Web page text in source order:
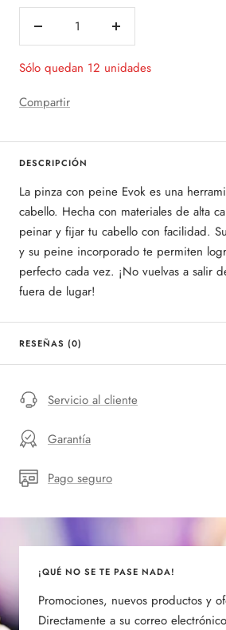
Decrecer
Aumentar
Sólo quedan 12 unidades
Compartir
DESCRIPCIÓN
La pinza con peine Evok es una
cabello. Hecha con materiales de alta
peinar y fijar tu cabello con facilidad.
y su peine incorporado te permiten
perfecto cada vez. ¡No vuelvas a salir
fuera de lugar!
RESEÑAS (0)
Servicio al cliente
Garantía
Pago seguro
¡QUÉ NO SE TE PASE NADA!
Promociones, nuevos productos y
Directamente a su correo